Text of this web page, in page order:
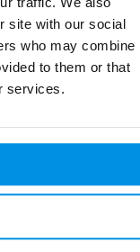
site with our social
who may combine
to them or that
services.